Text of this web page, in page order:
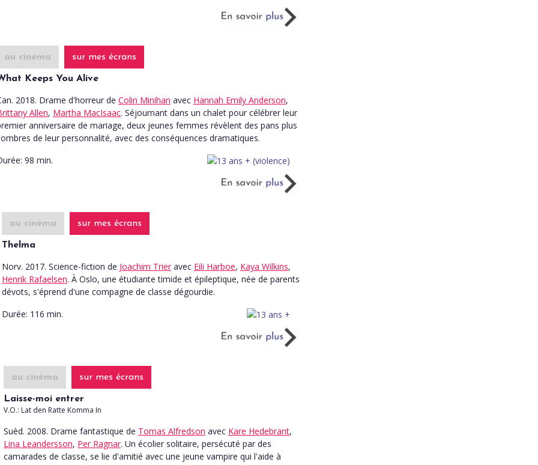
au cinéma sur mes écrans
Keeps You Alive
2018. Drame d'horreur de Colin Minihan avec Hannah Emily Anderson,
Allen, Martha MacIsaac. Séjournant dans un chalet pour célébrer leur
anniversaire de mariage, deux jeunes femmes révèlent des pans plus
de leur personnalité, avec des conséquences dramatiques.
98 min.
au cinéma sur mes écrans
Thelma
Norv. 2017. Science-fiction de Joachim Trier avec Eili Harboe, Kaya Wilkins,
Henrik Rafaelsen. À Oslo, une étudiante timide et épileptique, née de parents
dévots, s'éprend d'une compagne de classe dégourdie.
Durée: 116 min.
au cinéma sur mes écrans
Laisse-moi entrer
V.O.: Lat den Ratte Komma In
Suèd. 2008. Drame fantastique de Tomas Alfredson avec Kare Hedebrant,
Lina Leandersson, Per Ragnar. Un écolier solitaire, persécuté par des
camarades de classe, se lie d'amitié avec une jeune vampire qui l'aide à